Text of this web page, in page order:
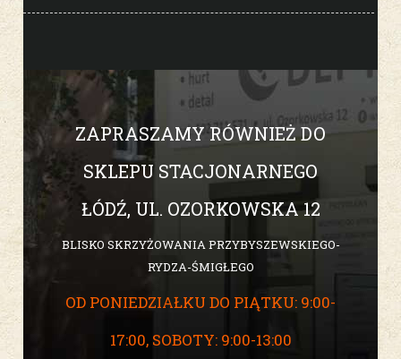
ZAPRASZAMY RÓWNIEŻ DO
SKLEPU STACJONARNEGO
ŁÓDŹ, UL. OZORKOWSKA 12
BLISKO SKRZYŻOWANIA PRZYBYSZEWSKIEGO-
RYDZA-ŚMIGŁEGO
OD PONIEDZIAŁKU DO PIĄTKU: 9:00-
17:00, SOBOTY: 9:00-13:00